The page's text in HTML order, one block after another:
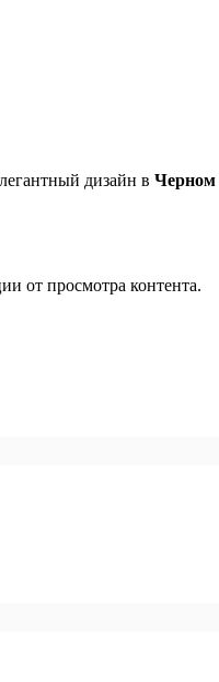
дизайн в Черном
от просмотра контента.